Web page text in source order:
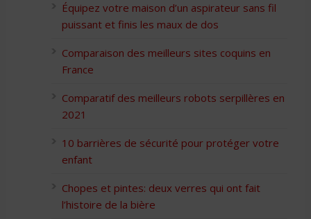
Équipez votre maison d’un aspirateur sans fil
puissant et finis les maux de dos
Comparaison des meilleurs sites coquins en
France
Comparatif des meilleurs robots serpillères en
2021
10 barrières de sécurité pour protéger votre
enfant
Chopes et pintes: deux verres qui ont fait
l’histoire de la bière